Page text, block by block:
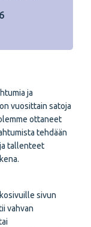
ja
vuosittain satoja
ottaneet
tehdään
tallenteet
sivun
vahvan